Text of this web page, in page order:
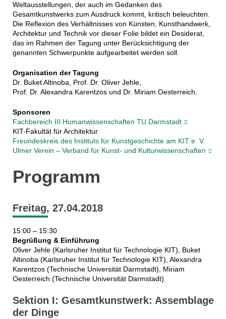
Weltausstellungen, der auch im Gedanken des
Gesamtkunstwerks zum Ausdruck kommt, kritisch beleuchten.
Die Reflexion des Verhältnisses von Künsten, Kunsthandwerk,
Architektur und Technik vor dieser Folie bildet ein Desiderat,
das im Rahmen der Tagung unter Berücksichtigung der
genannten Schwerpunkte aufgearbeitet werden soll.
Organisation der Tagung
Dr. Buket Altinoba, Prof. Dr. Oliver Jehle,
Prof. Dr. Alexandra Karentzos und Dr. Miriam Oesterreich.
Sponsoren
Fachbereich III Humanwissenschaften TU Darmstadt
KIT-Fakultät für Architektur
Freundeskreis des Instituts für Kunstgeschichte am KIT e. V.
Ulmer Verein – Verband für Kunst- und Kulturwissenschaften
Programm
Freitag, 27.04.2018
15:00 – 15:30
Begrüßung & Einführung
Oliver Jehle (Karlsruher Institut für Technologie KIT), Buket
Altinoba (Karlsruher Institut für Technologie KIT), Alexandra
Karentzos (Technische Universität Darmstadt), Miriam
Oesterreich (Technische Universität Darmstadt)
Sektion I: Gesamtkunstwerk: Assemblage
der Dinge